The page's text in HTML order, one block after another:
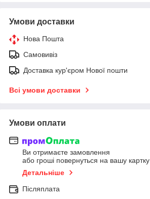
Умови доставки
Нова Пошта
Самовивіз
Доставка кур'єром Нової пошти
Всі умови доставки
Умови оплати
Ви отримаєте замовлення
або гроші повернуться на вашу картку
Детальніше
Післяплата